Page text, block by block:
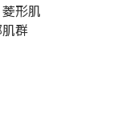
形肌
群